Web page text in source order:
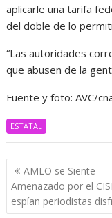
aplicarle una tarifa
del doble de lo
“Las autoridades
que abusen de la
Fuente y foto: AVC/
ESTATAL
Navegación
de
entradas
AMLO se Siente
Amenazado por el
espían periodistas